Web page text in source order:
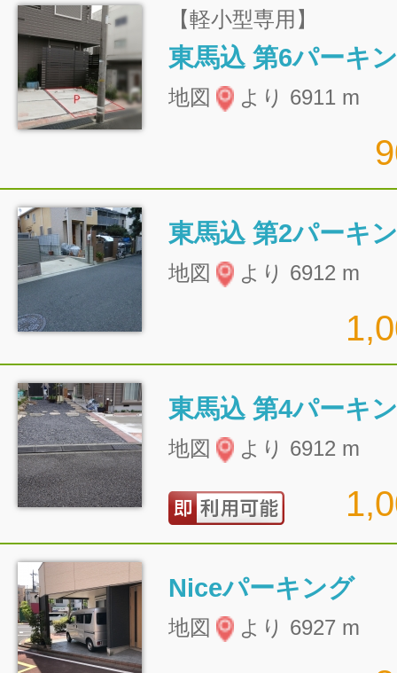
【軽小型専用】
東馬込 第6パーキ
地図 より 6911 m
東馬込 第2パーキ
地図 より 6912 m
東馬込 第4パーキ
地図 より 6912 m
Niceパーキング
地図 より 6927 m